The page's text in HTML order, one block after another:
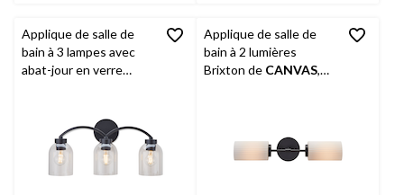
Applique de salle de
bain à 3 lampes avec
abat-jour en verre
Applique de salle de
bain à 2 lumières
Brixton de CANVAS,